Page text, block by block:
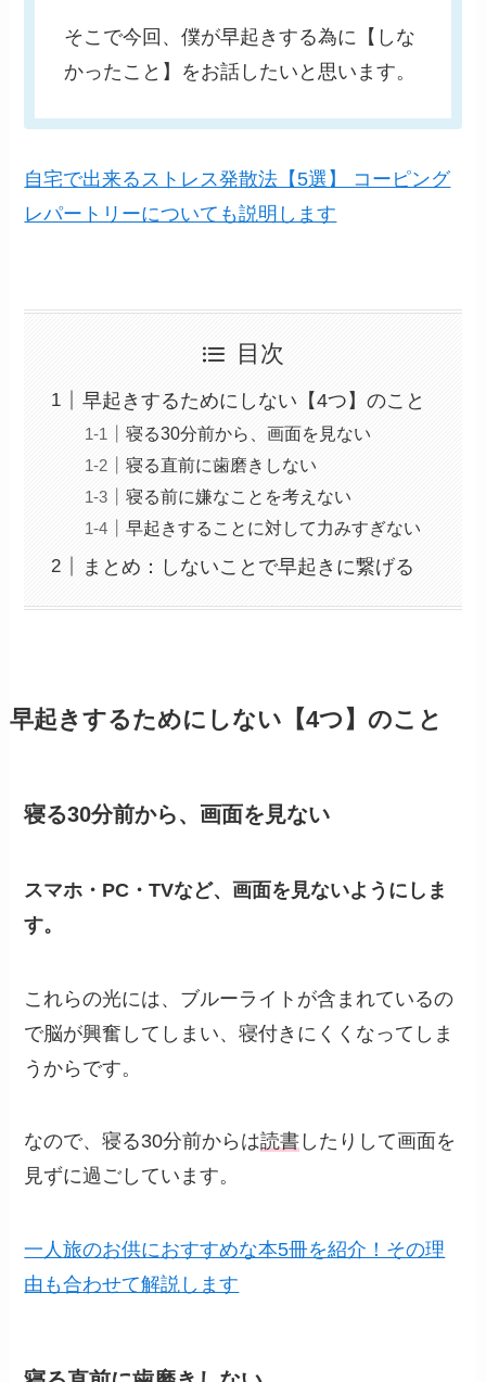
そこで今回、僕が早起きする為に【しな
かったこと】をお話したいと思います。
自宅で出来るストレス発散法【5選】 コーピング
レパートリーについても説明します
目次
早起きするためにしない【4つ】のこと
寝る30分前から、画面を見ない
寝る直前に歯磨きしない
寝る前に嫌なことを考えない
早起きすることに対して力みすぎない
まとめ：しないことで早起きに繋げる
早起きするためにしない【4つ】のこと
寝る30分前から、画面を見ない
スマホ・PC・TVなど、画面を見ないようにしま
す。
これらの光には、ブルーライトが含まれているの
で脳が興奮してしまい、寝付きにくくなってしま
うからです。
なので、寝る30分前からは読書 したりして画面を
見ずに過ごしています。
一人旅のお供におすすめな本5冊を紹介！その理
由も合わせて解説します